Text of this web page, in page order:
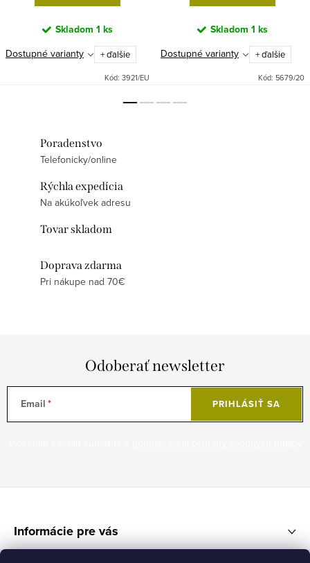
Skladom 1 ks
Dostupné varianty + ďalšie
Kód: 3921/EU
Skladom 1 ks
Dostupné varianty + ďalšie
Kód: 5679/20
Poradenstvo
Telefonicky/online
Rýchla expedícia
Na akúkoľvek adresu
Tovar skladom
Doprava zdarma
Pri nákupe nad 70€
Odoberať newsletter
Email PRIHLÁSIŤ SA
p
Informácie pre vás